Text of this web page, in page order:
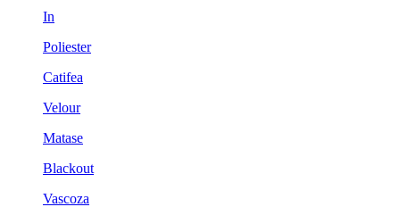
In
Poliester
Catifea
Velour
Matase
Blackout
Vascoza